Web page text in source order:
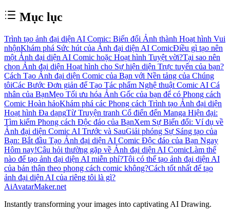
Mục lục
Trình tạo ảnh đại diện AI Comic: Biến đổi Ảnh thành Hoạt hình Vui
nhộnKhám phá Sức hút của Ảnh đại diện AI ComicĐiều gì tạo nên
một Ảnh đại diện AI Comic hoặc Hoạt hình Tuyệt vời?Tại sao nên
chọn Ảnh đại diện Hoạt hình cho Sự hiện diện Trực tuyến của bạn?
Cách Tạo Ảnh đại diện Comic của Bạn với Nền tảng của Chúng
tôiCác Bước Đơn giản để Tạo Tác phẩm Nghệ thuật Comic AI Cá
nhân của BạnMẹo Tối ưu hóa Ảnh Gốc của bạn để có Phong cách
Comic Hoàn hảoKhám phá các Phong cách Trình tạo Ảnh đại diện
Hoạt hình Đa dạngTừ Truyện tranh Cổ điển đến Manga Hiện đại:
Tìm kiếm Phong cách Độc đáo của BạnXem Sự Biến đổi: Ví dụ về
Ảnh đại diện Comic AI Trước và SauGiải phóng Sự Sáng tạo của
Bạn: Bắt đầu Tạo Ảnh đại diện AI Comic Độc đáo của Bạn Ngay
Hôm nay!Câu hỏi thường gặp về Ảnh đại diện AI ComicLàm thế
nào để tạo ảnh đại diện AI miễn phí?Tôi có thể tạo ảnh đại diện AI
của bản thân theo phong cách comic không?Cách tốt nhất để tạo
ảnh đại diện AI của riêng tôi là gì?
AiAvatarMaker.net
Instantly transforming your images into captivating AI Drawing.